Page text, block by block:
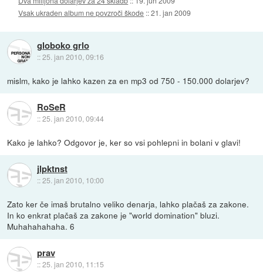
Vsak ukraden album ne povzroči škode ::21. jan 2009
globoko grlo
::25. jan 2010, 09:16
mislm, kako je lahko kazen za en mp3 od 750 - 150.000 dolarjev?
RoSeR
::25. jan 2010, 09:44
Kako je lahko? Odgovor je, ker so vsi pohlepni in bolani v glavi!
jlpktnst
::25. jan 2010, 10:00
Zato ker če imaš brutalno veliko denarja, lahko plačaš za zakone.
In ko enkrat plačaš za zakone je "world domination" bluzi.
Muhahahahaha. 6
prav
::25. jan 2010, 11:15